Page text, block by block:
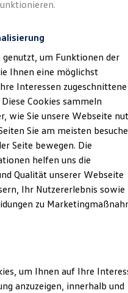
Nutzfahrzeuge
& Inspektion
Volkswagen Nutzfahrzeuge
Seite ist die AHG GmbH
Gotha
-18:00 Uhr
genutzt, um Funktionen der
Ihnen eine möglichst
Interessen zugeschnittene
Cookies sammeln
wie Sie unsere Webseite
Sie am meisten
Seite bewegen. Die
helfen uns die
Qualität unserer Webseite
Ihr Nutzererlebnis sowie
zu
um Ihnen auf Ihre
anzuzeigen, innerhalb und